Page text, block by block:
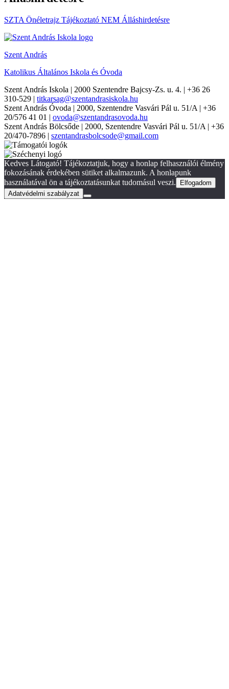
SZTA Önéletrajz Tájékoztató NEM Álláshirdetésre
Szent András
Katolikus Általános Iskola és Óvoda
Szent András Iskola | 2000 Szentendre Bajcsy-Zs. u. 4. | +36 26
310-529 | titkarsag@szentandrasiskola.hu
Szent András Óvoda | 2000, Szentendre Vasvári Pál u. 51/A | +36
20/576 41 01 | ovoda@szentandrasovoda.hu
Szent András Bölcsőde | 2000, Szentendre Vasvári Pál u. 51/A | +36
20/470-7896 | szentandrasbolcsode@gmail.com
Kedves Látogató! Tájékoztatjuk, hogy a honlap felhasználói élmény
fokozásának érdekében sütiket alkalmazunk. A honlapunk
használatával ön a tájékoztatásunkat tudomásul veszi.
Elfogadom
Adatvédelmi szabályzat